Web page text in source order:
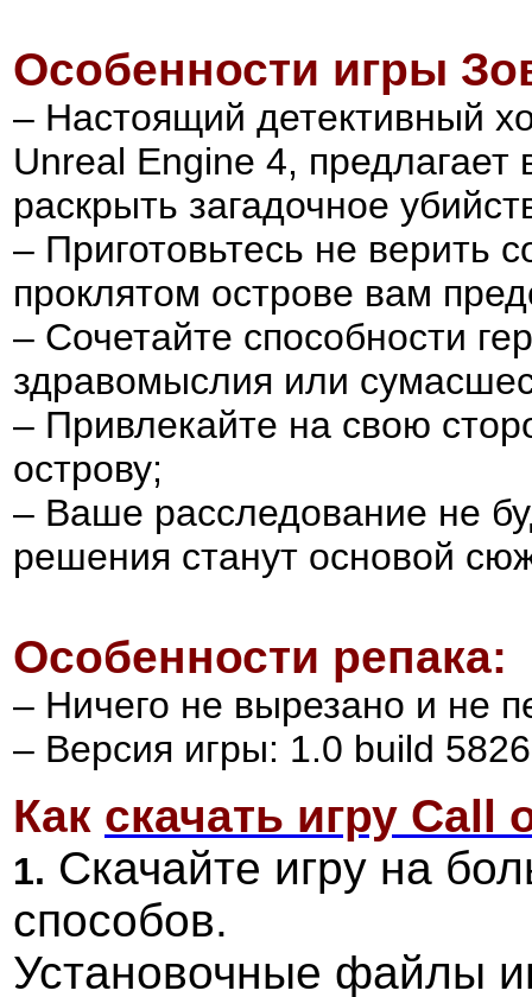
Особенности игры
– Настоящий детективный
Unreal Engine 4, предлагает
раскрыть загадочное
– Приготовьтесь не верить
проклятом острове вам
– Сочетайте способности
здравомыслия или
– Привлекайте на свою
острову;
– Ваше расследование не
решения станут основой
Особенности репака:
– Ничего не вырезано и не
– Версия игры: 1.0 build
Как скачать игру Call
1. Скачайте игру на
способов.
Установочные файлы